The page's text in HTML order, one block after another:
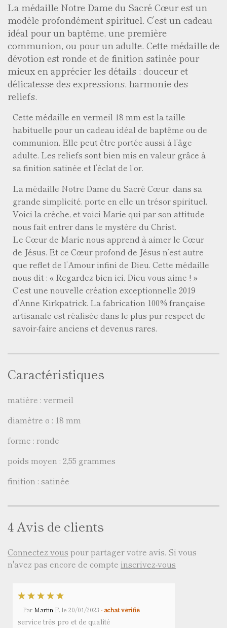
La médaille Notre Dame du Sacré Cœur est un
modèle profondément spirituel. C’est un cadeau
idéal pour un baptême, une première
communion, ou pour un adulte. Cette médaille de
dévotion est ronde et de finition satinée pour
mieux en apprécier les détails : douceur et
délicatesse des expressions, harmonie des
reliefs.
Cette médaille en vermeil 18 mm est la taille
habituelle pour un cadeau idéal de baptême ou de
communion. Elle peut être portée aussi à l’âge
adulte. Les reliefs sont bien mis en valeur grâce à
sa finition satinée et l’éclat de l’or.
La médaille Notre Dame du Sacré Cœur, dans sa
grande simplicité, porte en elle un trésor spirituel.
Voici la crèche, et voici Marie qui par son attitude
nous fait entrer dans le mystère du Christ.
Le Cœur de Marie nous apprend à aimer le Cœur
de Jésus. Et ce Cœur profond de Jésus n’est autre
que reflet de l’Amour infini de Dieu. Cette médaille
nous dit : « Regardez bien ici, Dieu vous aime ! »
C’est une nouvelle création exceptionnelle 2019
d’Anne Kirkpatrick. La fabrication 100% française
artisanale est réalisée dans le plus pur respect de
savoir-faire anciens et devenus rares.
Caractéristiques
matière : vermeil
diamètre ø : 18 mm
forme : ronde
poids moyen : 2,55 grammes
finition : satinée
4 Avis de clients
Connectez vous pour partager votre avis. Si vous
n'avez pas encore de compte inscrivez-vous
Par Martin F. le 20/01/2023 - achat vérifié
service très pro et de qualité